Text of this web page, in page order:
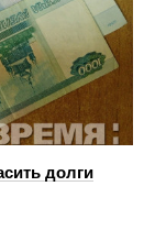
долги